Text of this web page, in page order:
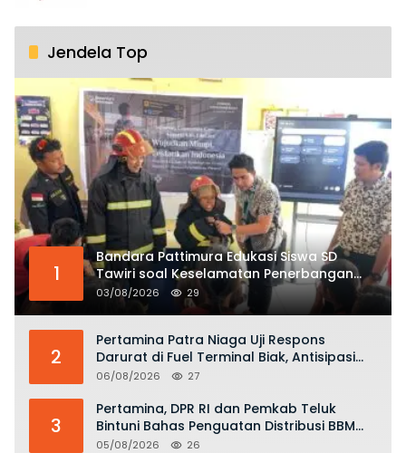
Jendela Top
1
Bandara Pattimura Edukasi Siswa SD
Tawiri soal Keselamatan Penerbangan
dan Bahaya Bermain Layang-layang di
KKOP
03/08/2026 29
2
Pertamina Patra Niaga Uji Respons
Darurat di Fuel Terminal Biak, Antisipasi
Risiko Kebakaran dan Tumpahan BBM
06/08/2026 27
3
Pertamina, DPR RI dan Pemkab Teluk
Bintuni Bahas Penguatan Distribusi BBM
dan LPG
05/08/2026 26